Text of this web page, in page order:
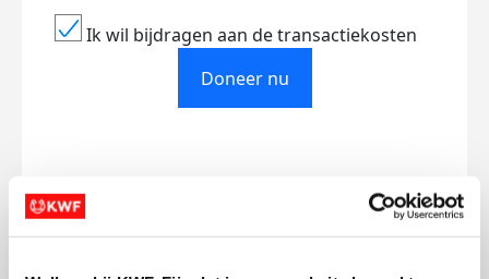
Ik wil bijdragen aan de transactiekosten
Doneer nu
Opgehaald
€761
Streefbedrag
€500